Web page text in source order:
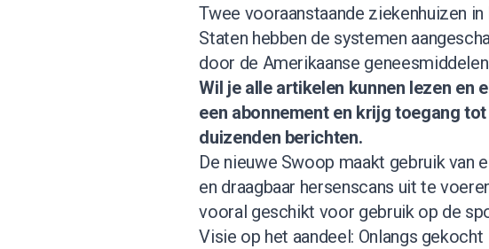
Twee vooraanstaande ziekenhuizen
Staten hebben de systemen
door de Amerikaanse
Wil je alle artikelen kunnen lezen en
een abonnementen krijg toegang tot
duizenden berichten.
De nieuwe Swoop maakt gebruik van
en draagbaar hersenscans uit te
vooral geschikt voor gebruik op de
Visie op het aandeel: Onlangs gekocht